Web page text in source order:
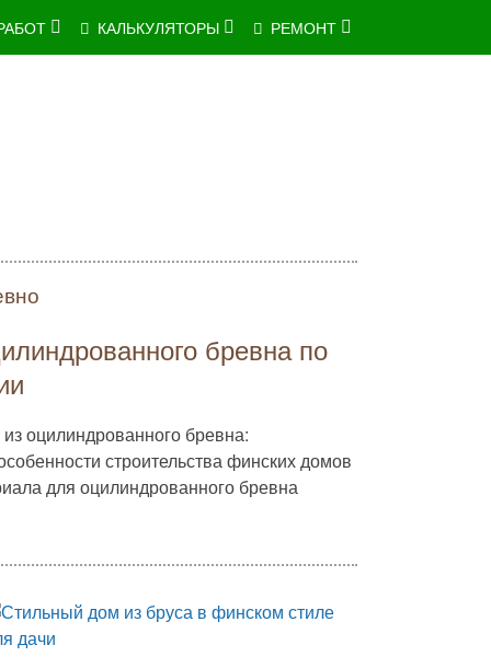
КАЛЬКУЛЯТОРЫ РЕМОНТ
бревна по
оцилиндрованного бревна:
строительства финских домов
для оцилиндрованного бревна